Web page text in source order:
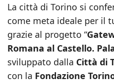
La città di Torino si
come meta ideale per il
grazie al progetto “
Romana al Castello.
sviluppato dalla Città di
con la Fondazione